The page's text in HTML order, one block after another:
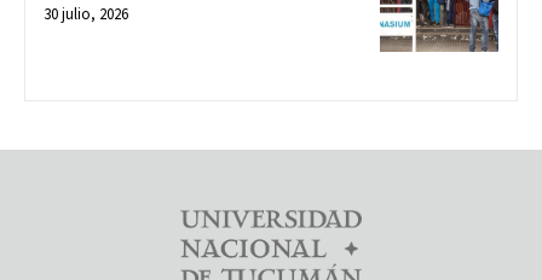
30 julio, 2026